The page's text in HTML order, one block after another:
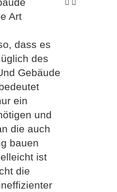
Art
dass es
des
Gebäude
ein
und
die auch
bauen
ist
die